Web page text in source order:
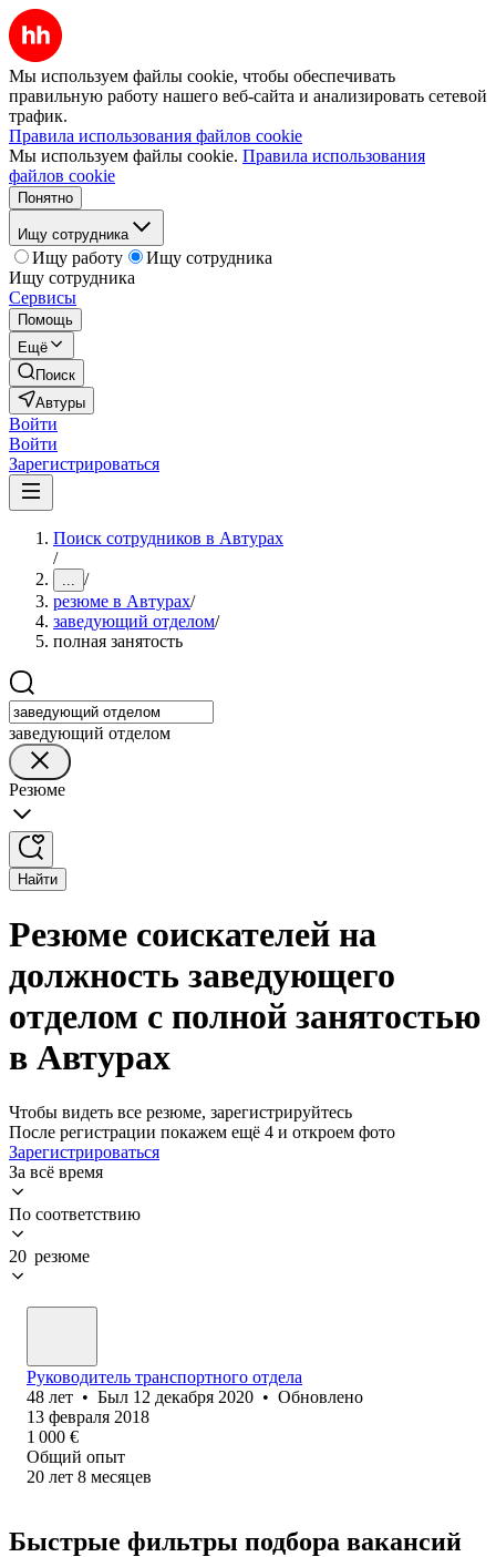
Мы используем файлы cookie, чтобы обеспечивать
правильную работу нашего веб-сайта и анализировать сетевой
трафик.
Правила использования файлов cookie
Мы используем файлы cookie. Правила использования
файлов cookie
Понятно
Ищу сотрудника
Ищу работу
Ищу сотрудника
Ищу сотрудника
Сервисы
Помощь
Ещё
Поиск
Автуры
Войти
Войти
Зарегистрироваться
Поиск сотрудников в Автурах
/
... /
резюме в Автурах/
заведующий отделом/
полная занятость
заведующий отделом
Резюме
Найти
Резюме соискателей на
должность заведующего
отделом с полной занятостью
в Автурах
Чтобы видеть все резюме, зарегистрируйтесь
После регистрации покажем ещё 4 и откроем фото
Зарегистрироваться
За всё время
По соответствию
20 резюме
Руководитель транспортного отдела
48 лет • Был 12 декабря 2020 • Обновлено
13 февраля 2018
1 000 €
Общий опыт
20 лет 8 месяцев
Быстрые фильтры подбора вакансий